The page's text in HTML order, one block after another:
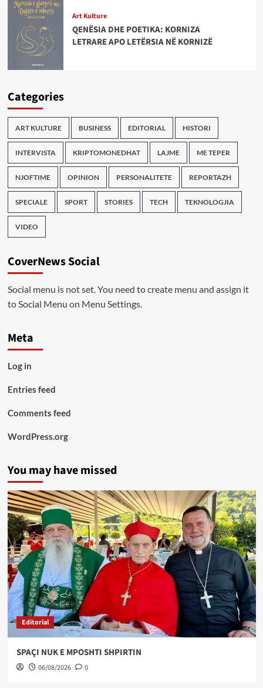
Art Kulture
QENËSIA DHE POETIKA: KORNIZA
LETRARE APO LETËRSIA NË KORNIZË
Categories
ART KULTURE BUSINESS EDITORIAL HISTORI
INTERVISTA KRIPTOMONEDHAT LAJME ME TEPER
NJOFTIME OPINION PERSONALITETE REPORTAZH
SPECIALE SPORT STORIES TECH TEKNOLOGJIA
VIDEO
CoverNews Social
Social menu is not set. You need to create menu and assign it
to Social Menu on Menu Settings.
Meta
Log in
Entries feed
Comments feed
WordPress.org
You may have missed
Editorial
SPAÇI NUK E MPOSHTI SHPIRTIN
06/08/2026 0